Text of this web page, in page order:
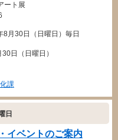
ート展
月30日（日曜日）毎日
日（日曜日）
課
日
イベントのご案内